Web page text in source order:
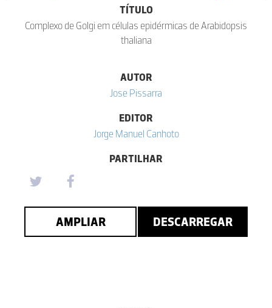
TÍTULO
Complexo de Golgi em células epidérmicas de Arabidopsis
thaliana
AUTOR
Jose Pissarra
EDITOR
Jorge Manuel Canhoto
PARTILHAR
AMPLIAR DESCARREGAR